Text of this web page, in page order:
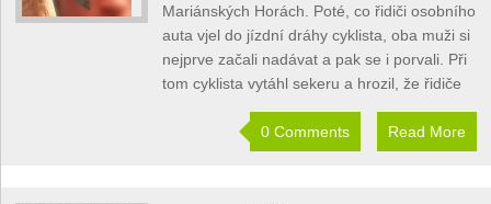
Mariánských Horách. Poté, co řidiči osobního
auta vjel do jízdní dráhy cyklista, oba muži si
nejprve začali nadávat a pak se i porvali. Při
tom cyklista vytáhl sekeru a hrozil, že řidiče
0 Comments Read More